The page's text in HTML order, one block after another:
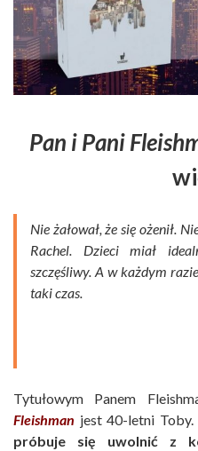
Pan i Pani
Nie żałował, że się ożenił.
Rachel. Dzieci miał
szczęśliwy. A w każdym
taki czas.
Tytułowym Panem
Fleishman jest 40-letni Toby.
próbuje się uwolnić z